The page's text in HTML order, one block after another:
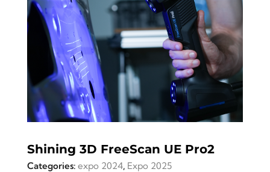
Shining 3D FreeScan UE Pro2
Categories: expo 2024, Expo 2025